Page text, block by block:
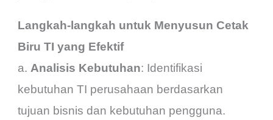
Langkah-langkah untuk Menyusun Cetak
Biru TI yang Efektif
a. Analisis Kebutuhan: Identifikasi
kebutuhan TI perusahaan berdasarkan
tujuan bisnis dan kebutuhan pengguna.